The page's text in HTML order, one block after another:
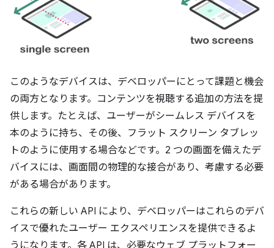
このようなデバイスは、デベロッパーにとって課題と機会
の両方となります。コンテンツを視聴する追加の方法を提
供します。たとえば、ユーザーがシームレス デバイスを
本のように持ち、その後、フラット スクリーン タブレッ
トのように使用する場合などです。2 つの画面を備えたデ
バイスには、画面間の物理的な接合があり、考慮する必要
がある場合があります。
これらの新しい API により、デベロッパーはこれらのデバ
イスで優れたユーザー エクスペリエンスを提供できるよ